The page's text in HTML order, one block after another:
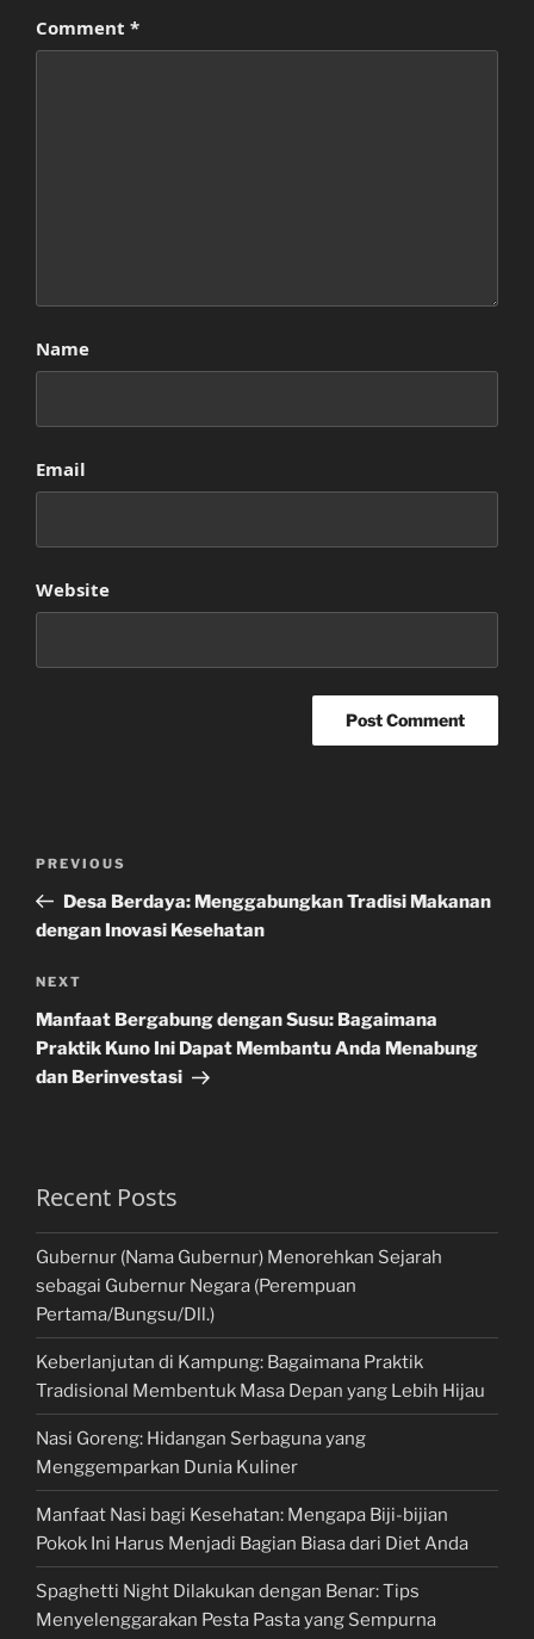
Comment *
Name
Email
Website
Previous
Post
PREVIOUS
Desa Berdaya: Menggabungkan Tradisi Makanan
dengan Inovasi Kesehatan
Next
Post
NEXT
Manfaat Bergabung dengan Susu: Bagaimana
Praktik Kuno Ini Dapat Membantu Anda Menabung
dan Berinvestasi
Recent Posts
Gubernur (Nama Gubernur) Menorehkan Sejarah
sebagai Gubernur Negara (Perempuan
Pertama/Bungsu/Dll.)
Keberlanjutan di Kampung: Bagaimana Praktik
Tradisional Membentuk Masa Depan yang Lebih Hijau
Nasi Goreng: Hidangan Serbaguna yang
Menggemparkan Dunia Kuliner
Manfaat Nasi bagi Kesehatan: Mengapa Biji-bijian
Pokok Ini Harus Menjadi Bagian Biasa dari Diet Anda
Spaghetti Night Dilakukan dengan Benar: Tips
Menyelenggarakan Pesta Pasta yang Sempurna